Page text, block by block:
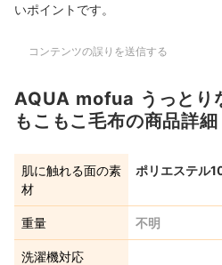
いポイントです。
コンテンツの誤りを送信する
AQUA mofua うっとり
もこもこ毛布の商品詳細
肌に触れる面の素
材
ポリエステル
重量 不明
洗濯機対応